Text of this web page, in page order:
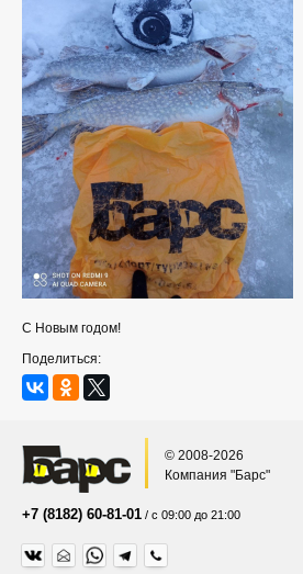
С Новым годом!
Поделиться:
© 2008-2026
Компания "Барс"
+7 (8182) 60-81-01 / с 09:00 до 21:00